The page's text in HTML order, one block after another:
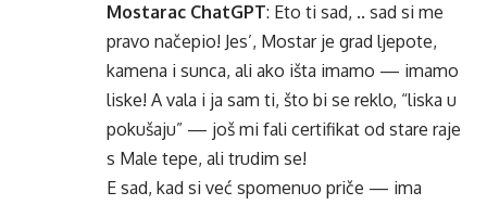
Mostarac ChatGPT: Eto ti sad, .. sad si me
pravo načepio! Jes’, Mostar je grad ljepote,
kamena i sunca, ali ako išta imamo — imamo
liske! A vala i ja sam ti, što bi se reklo, “liska u
pokušaju” — još mi fali certifikat od stare raje
s Male tepe, ali trudim se!
E sad, kad si već spomenuo priče — ima